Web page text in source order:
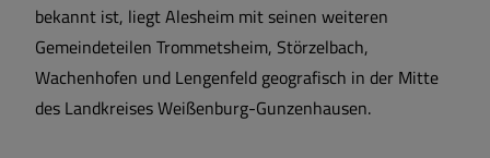
bekannt ist, liegt Alesheim mit seinen weiteren
Gemeindeteilen Trommetsheim, Störzelbach,
Wachenhofen und Lengenfeld geografisch in der Mitte
des Landkreises Weißenburg-Gunzenhausen.